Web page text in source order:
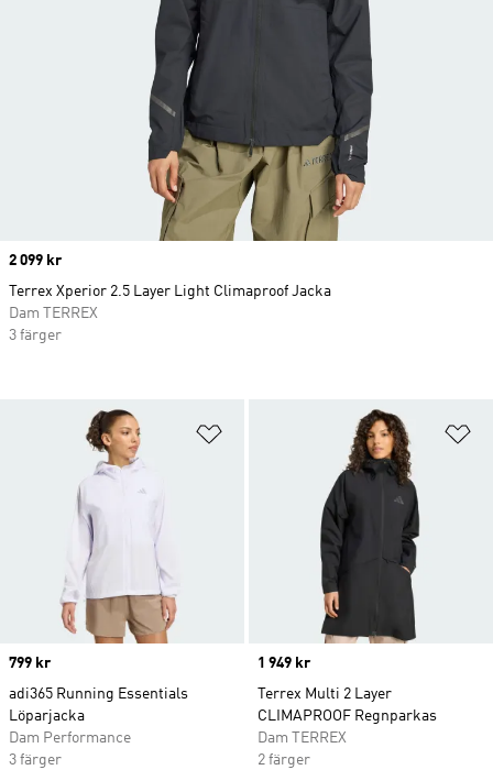
Lägg till på önskelistan
Price
799 kr
adi365 Running Essentials
Löparjacka
Dam Performance
3 färger
Price
1 949 kr
Terrex Multi 2 Layer
CLIMAPROOF Regnparkas
Dam TERREX
2 färger
Price
2 099 kr
Terrex Xperior 2.5 Layer Light Climaproof Jacka
Dam TERREX
3 färger